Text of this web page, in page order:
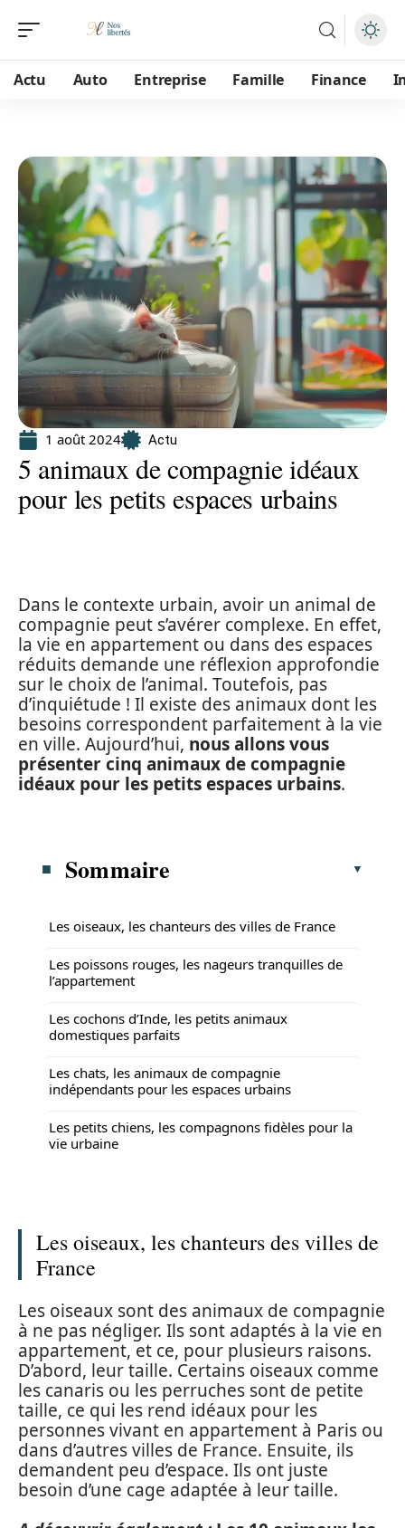
Actu Auto Entreprise Famille Finance
1 août 2024 Actu
5 animaux de compagnie idéaux
pour les petits espaces urbains
Dans le contexte urbain, avoir un animal de
compagnie peut s’avérer complexe. En effet,
la vie en appartement ou dans des espaces
réduits demande une réflexion approfondie
sur le choix de l’animal. Toutefois, pas
d’inquiétude ! Il existe des animaux dont les
besoins correspondent parfaitement à la vie
en ville. Aujourd’hui, nous allons vous
présenter cinq animaux de compagnie
idéaux pour les petits espaces urbains.
Sommaire
Les oiseaux, les chanteurs des villes de France
Les poissons rouges, les nageurs tranquilles de
l’appartement
Les cochons d’Inde, les petits animaux
domestiques parfaits
Les chats, les animaux de compagnie
indépendants pour les espaces urbains
Les petits chiens, les compagnons fidèles pour la
vie urbaine
Les oiseaux, les chanteurs des villes de
France
Les oiseaux sont des animaux de compagnie
à ne pas négliger. Ils sont adaptés à la vie en
appartement, et ce, pour plusieurs raisons.
D’abord, leur taille. Certains oiseaux comme
les canaris ou les perruches sont de petite
taille, ce qui les rend idéaux pour les
personnes vivant en appartement à Paris ou
dans d’autres villes de France. Ensuite, ils
demandent peu d’espace. Ils ont juste
besoin d’une cage adaptée à leur taille.